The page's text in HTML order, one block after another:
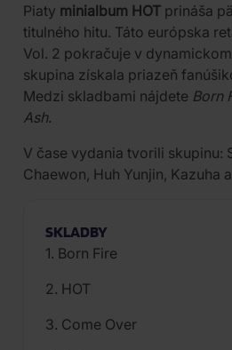
Piaty minialbum HOT prináša
titulného hitu. Táto európska
Vol. 2 pokračuje v
skupina získala priazeň
Medzi skladbami nájdete Born
Ash.
V čase vydania tvorili skupinu:
Chaewon, Huh Yunjin, Kazuha
SKLADBY
1. Born Fire
2. HOT
3. Come Over